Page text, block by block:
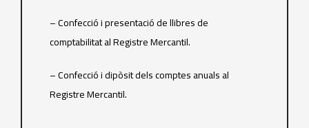
– Confecció i presentació de llibres de
comptabilitat al Registre Mercantil.
– Confecció i dipòsit dels comptes anuals al
Registre Mercantil.